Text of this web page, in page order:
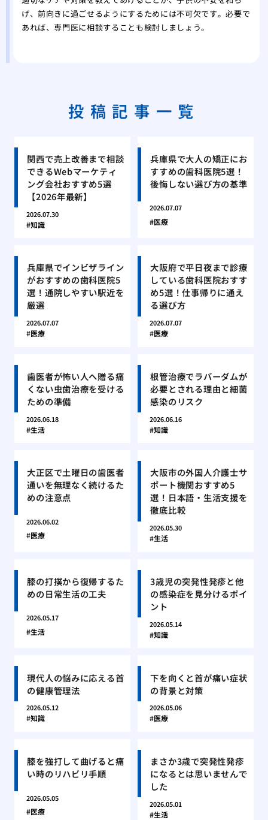
げ、前向きに過ごせるようにするためには不可欠です。必要で
あれば、専門医に相談することも検討しましょう。
投稿記事一覧
関西で売上改善まで相談
できるWebマーケティ
ング会社おすすめ5選
【2026年最新】
2026.07.30
知識
兵庫県で大人の矯正にお
すすめの歯科医院5選！
後悔しない選び方の基準
2026.07.07
医療
兵庫県でインビザライン
がおすすめの歯科医院5
選！通院しやすい駅近を
厳選
2026.07.07
医療
大阪府で平日夜まで診療
している歯科医院おすす
め5選！仕事帰りに通え
る選び方
2026.07.07
医療
歯医者が怖い人へ贈る痛
くない虫歯治療を受ける
ための準備
2026.06.18
生活
根管治療でラバーダムが
必要とされる理由と細菌
感染のリスク
2026.06.16
知識
大正区で土曜日の歯医者
通いを無理なく続けるた
めの注意点
2026.06.02
医療
大阪市の外国人介護士サ
ポート機関おすすめ5
選！日本語・生活支援を
徹底比較
2026.05.30
生活
膝の打撲から復帰するた
めの日常生活の工夫
2026.05.17
生活
3歳児の突発性発疹と他
の感染症を見分けるポイ
ント
2026.05.14
知識
現代人の悩みに応える首
の健康管理法
2026.05.12
知識
下を向くと首が痛い症状
の背景と対策
2026.05.06
医療
膝を強打して曲げると痛
い時のリハビリ手順
2026.05.05
医療
まさか3歳で突発性発疹
になるとは思いませんで
した
2026.05.01
生活